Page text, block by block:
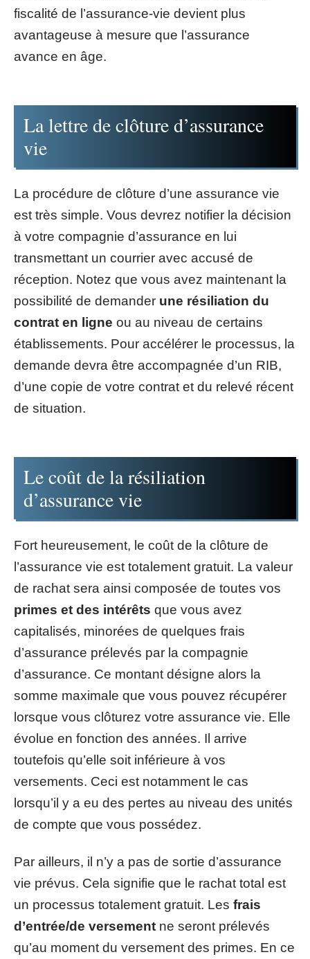
fiscalité de l’assurance-vie devient plus
avantageuse à mesure que l’assurance
avance en âge.
La lettre de clôture d’assurance
vie
La procédure de clôture d’une assurance vie
est très simple. Vous devrez notifier la décision
à votre compagnie d’assurance en lui
transmettant un courrier avec accusé de
réception. Notez que vous avez maintenant la
possibilité de demander une résiliation du
contrat en ligne ou au niveau de certains
établissements. Pour accélérer le processus, la
demande devra être accompagnée d’un RIB,
d’une copie de votre contrat et du relevé récent
de situation.
Le coût de la résiliation
d’assurance vie
Fort heureusement, le coût de la clôture de
l’assurance vie est totalement gratuit. La valeur
de rachat sera ainsi composée de toutes vos
primes et des intérêts que vous avez
capitalisés, minorées de quelques frais
d’assurance prélevés par la compagnie
d’assurance. Ce montant désigne alors la
somme maximale que vous pouvez récupérer
lorsque vous clôturez votre assurance vie. Elle
évolue en fonction des années. Il arrive
toutefois qu’elle soit inférieure à vos
versements. Ceci est notamment le cas
lorsqu’il y a eu des pertes au niveau des unités
de compte que vous possédez.
Par ailleurs, il n’y a pas de sortie d’assurance
vie prévus. Cela signifie que le rachat total est
un processus totalement gratuit. Les frais
d’entrée/de versement ne seront prélevés
qu’au moment du versement des primes. En ce